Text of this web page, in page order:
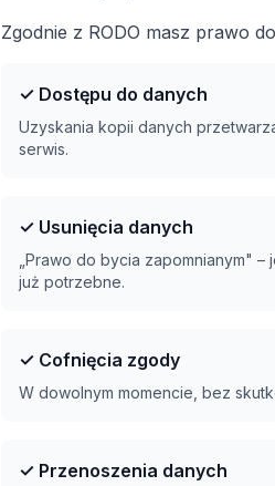
Zgodnie z RODO masz prawo
✓ Dostępu do danych
Uzyskania kopii danych
serwis.
✓ Usunięcia danych
„Prawo do bycia zapomnianym" –
już potrzebne.
✓ Cofnięcia zgody
W dowolnym momencie, bez
✓ Przenoszenia danych